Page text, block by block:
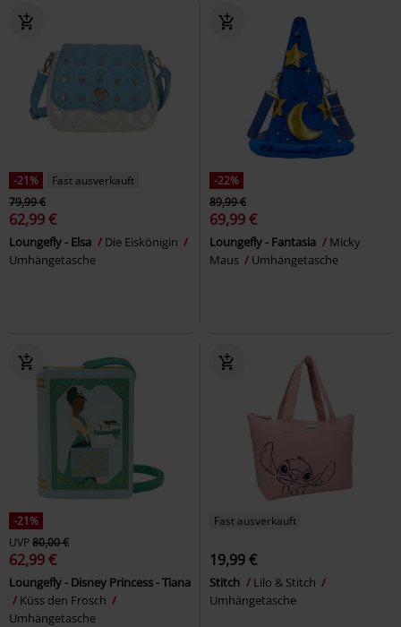
-21%
Fast ausverkauft
79,99 €
62,99 €
Loungefly - Elsa
Die Eiskönigin
Umhängetasche
-22%
89,99 €
69,99 €
Loungefly - Fantasia
Micky
Maus
Umhängetasche
-21%
UVP80,00 €
62,99 €
Loungefly - Disney Princess - Tiana
Küss den Frosch
Umhängetasche
Fast ausverkauft
19,99 €
Stitch
Lilo & Stitch
Umhängetasche